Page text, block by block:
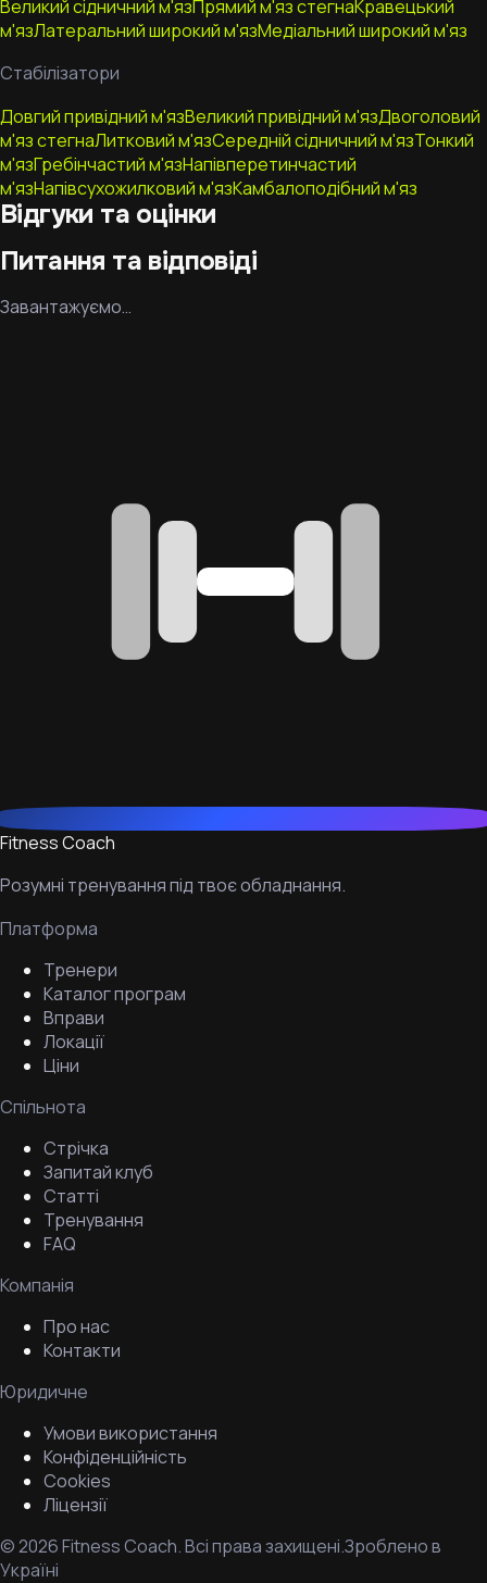
Великий сідничний м'язПрямий м'яз стегнаКравецький
м'язЛатеральний широкий м'язМедіальний широкий м'яз
Стабілізатори
Довгий привідний м'язВеликий привідний м'язДвоголовий
м'яз стегнаЛитковий м'язСередній сідничний м'язТонкий
м'язГребінчастий м'язНапівперетинчастий
м'язНапівсухожилковий м'язКамбалоподібний м'яз
Відгуки та оцінки
Питання та відповіді
Завантажуємо…
Fitness Coach
Розумні тренування під твоє обладнання.
Платформа
Тренери
Каталог програм
Вправи
Локації
Ціни
Спільнота
Стрічка
Запитай клуб
Статті
Тренування
FAQ
Компанія
Про нас
Контакти
Юридичне
Умови використання
Конфіденційність
Cookies
Ліцензії
©2026Fitness Coach.Всі права захищені.Зроблено в
Україні